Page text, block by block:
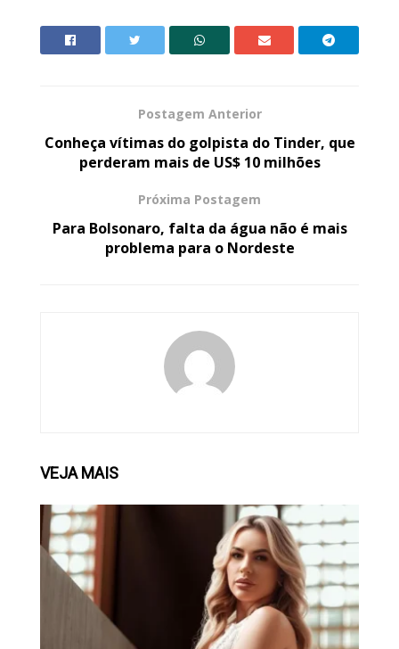
Postagem Anterior
Conheça vítimas do golpista do Tinder, que
perderam mais de US$ 10 milhões
Próxima Postagem
Para Bolsonaro, falta da água não é mais
problema para o Nordeste
VEJAMAIS